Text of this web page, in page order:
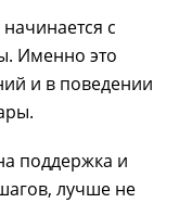
с
Именно это
и в поведении
поддержка и
лучше не